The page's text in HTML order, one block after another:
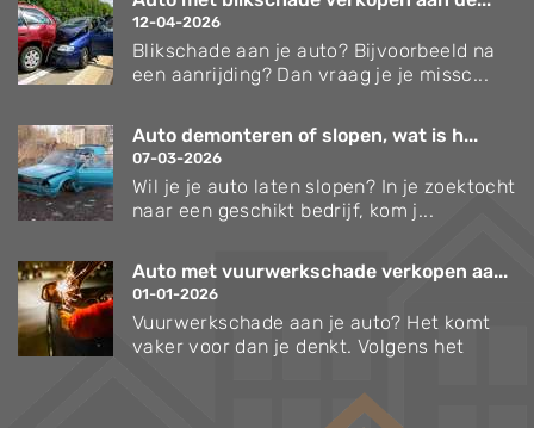
12-04-2026
Blikschade aan je auto? Bijvoorbeeld na
een aanrijding? Dan vraag je je missc...
Auto demonteren of slopen, wat is h...
07-03-2026
Wil je je auto laten slopen? In je zoektocht
naar een geschikt bedrijf, kom j...
Auto met vuurwerkschade verkopen aa...
01-01-2026
Vuurwerkschade aan je auto? Het komt
vaker voor dan je denkt. Volgens het